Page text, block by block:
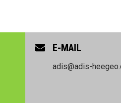
E-MAIL
adis@adis-